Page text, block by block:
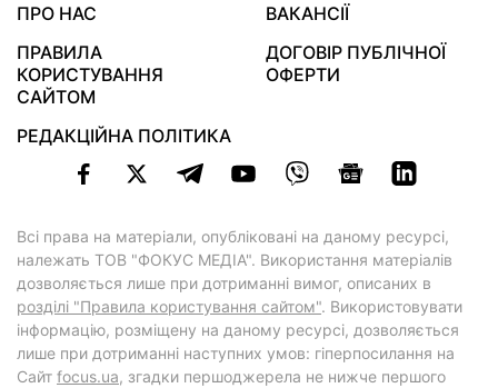
ПРО НАС
ВАКАНСІЇ
ПРАВИЛА
КОРИСТУВАННЯ
САЙТОМ
ДОГОВІР ПУБЛІЧНОЇ
ОФЕРТИ
РЕДАКЦІЙНА ПОЛІТИКА
Всі права на матеріали, опубліковані на даному ресурсі,
належать ТОВ "ФОКУС МЕДІА". Використання матеріалів
дозволяється лише при дотриманні вимог, описаних в
розділі "Правила користування сайтом". Використовувати
інформацію, розміщену на даному ресурсі, дозволяється
лише при дотриманні наступних умов: гіперпосилання на
Cайт focus.ua, згадки першоджерела не нижче першого